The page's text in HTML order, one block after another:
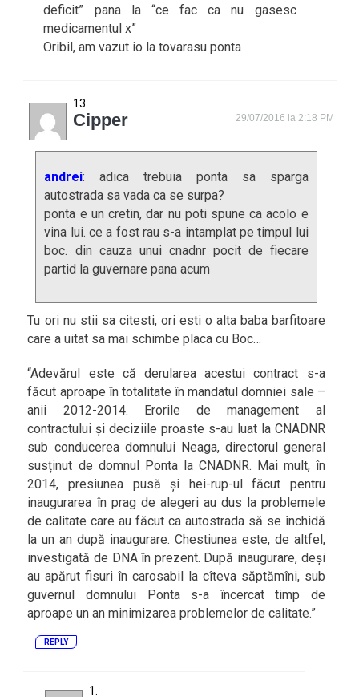
deficit” pana la “ce fac ca nu gasesc
medicamentul x”
Oribil, am vazut io la tovarasu ponta
Cipper 29/07/2016 la 2:18 PM
andrei: adica trebuia ponta sa sparga
autostrada sa vada ca se surpa?
ponta e un cretin, dar nu poti spune ca acolo e
vina lui. ce a fost rau s-a intamplat pe timpul lui
boc. din cauza unui cnadnr pocit de fiecare
partid la guvernare pana acum
Tu ori nu stii sa citesti, ori esti o alta baba barfitoare
care a uitat sa mai schimbe placa cu Boc…
“Adevărul este că derularea acestui contract s-a
făcut aproape în totalitate în mandatul domniei sale –
anii 2012-2014. Erorile de management al
contractului și deciziile proaste s-au luat la CNADNR
sub conducerea domnului Neaga, directorul general
susținut de domnul Ponta la CNADNR. Mai mult, în
2014, presiunea pusă și hei-rup-ul făcut pentru
inaugurarea în prag de alegeri au dus la problemele
de calitate care au făcut ca autostrada să se închidă
la un an după inaugurare. Chestiunea este, de altfel,
investigată de DNA în prezent. După inaugurare, deși
au apărut fisuri în carosabil la cîteva săptămîni, sub
guvernul domnului Ponta s-a încercat timp de
aproape un an minimizarea problemelor de calitate.”
REPLY